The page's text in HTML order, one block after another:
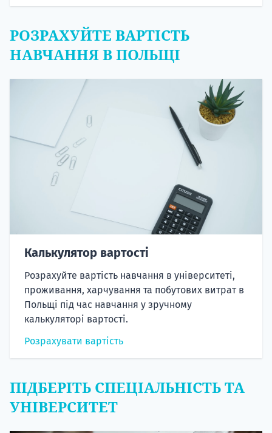
РОЗРАХУЙТЕ ВАРТІСТЬ
НАВЧАННЯ В ПОЛЬЩІ
Калькулятор вартості
Розрахуйте вартість навчання в університеті,
проживання, харчування та побутових витрат в
Польщі під час навчання у зручному
калькуляторі вартості.
Розрахувати вартість
ПІДБЕРІТЬ СПЕЦІАЛЬНІСТЬ ТА
УНІВЕРСИТЕТ